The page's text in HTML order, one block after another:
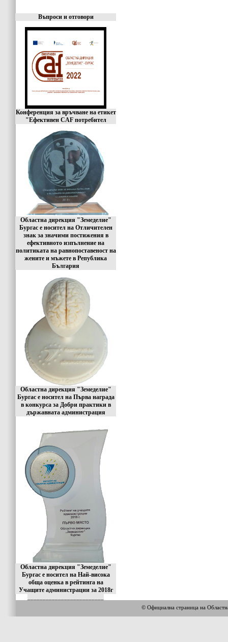
Въпроси и отговори
Конференция за връчване на етикет
"Ефективен CAF потребител
Областна дирекция "Земеделие"
Бургас е носител на Отличителен
знак за значими постижения в
ефективното изпълнение на
политиката на равнопоставеност на
жените и мъжете в Република
България
Областна дирекция "Земеделие"
Бургас е носител на Първа награда
в конкурса за Добри практики в
държавната администрация
Областна дирекция "Земеделие"
Бургас е носител на Най-висока
обща оценка в рейтинга на
Учащите администрации за 2018г
© Официална страница на